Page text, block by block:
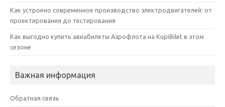
Как устроено современное производство электродвигателей: от
проектирования до тестирования
Как выгодно купить авиабилеты Аэрофлота на KupiBilet в этом
сезоне
Важная информация
Обратная связь